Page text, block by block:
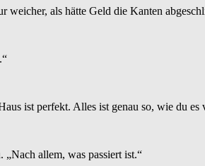
weicher, als hätte Geld die Kanten
ist perfekt. Alles ist genau so, wie du es
„Nach allem, was passiert ist.“